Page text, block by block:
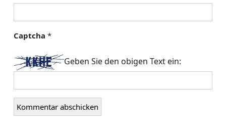
n
Captcha *
Geben Sie den obigen Text ein: